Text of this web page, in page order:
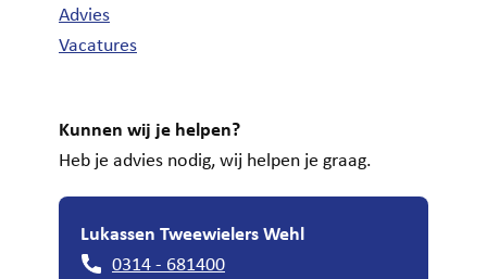
Advies
Vacatures
Kunnen wij je helpen?
Heb je advies nodig, wij helpen je graag.
Lukassen Tweewielers Wehl
0314 - 681400